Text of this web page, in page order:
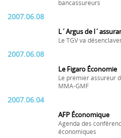
bancassureurs
2007.06.08
L´Argus de
Le TGV va
2007.06.08
Le Figaro Économie
Le premier assureur
MMA-GMF
2007.06.04
AFP Économique
Agenda des
économiques